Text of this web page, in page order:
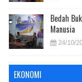
Bedah
Manusia
24/10/
EKONOMI